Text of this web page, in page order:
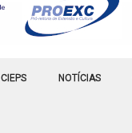
CIEPS NOTÍCIAS